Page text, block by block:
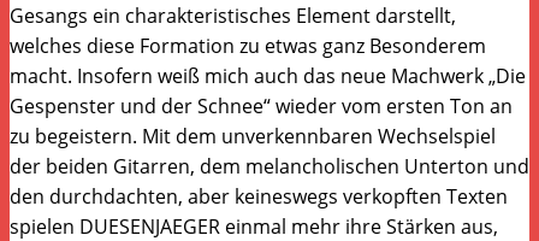
Gesangs ein charakteristisches Element darstellt,
welches diese Formation zu etwas ganz Besonderem
macht. Insofern weiß mich auch das neue Machwerk „Die
Gespenster und der Schnee“ wieder vom ersten Ton an
zu begeistern. Mit dem unverkennbaren Wechselspiel
der beiden Gitarren, dem melancholischen Unterton und
den durchdachten, aber keineswegs verkopften Texten
spielen DUESENJAEGER einmal mehr ihre Stärken aus,